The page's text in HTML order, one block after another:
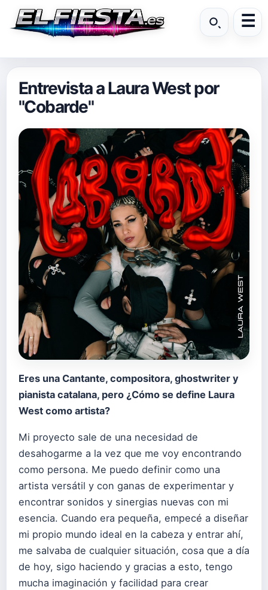
Entrevista a Laura West por
"Cobarde"
Eres una Cantante, compositora, ghostwriter y
pianista catalana, pero ¿Cómo se define Laura
West como artista?
Mi proyecto sale de una necesidad de
desahogarme a la vez que me voy encontrando
como persona. Me puedo definir como una
artista versátil y con ganas de experimentar y
encontrar sonidos y sinergias nuevas con mi
esencia. Cuando era pequeña, empecé a diseñar
mi propio mundo ideal en la cabeza y entrar ahí,
me salvaba de cualquier situación, cosa que a día
de hoy, sigo haciendo y gracias a esto, tengo
mucha imaginación y facilidad para crear